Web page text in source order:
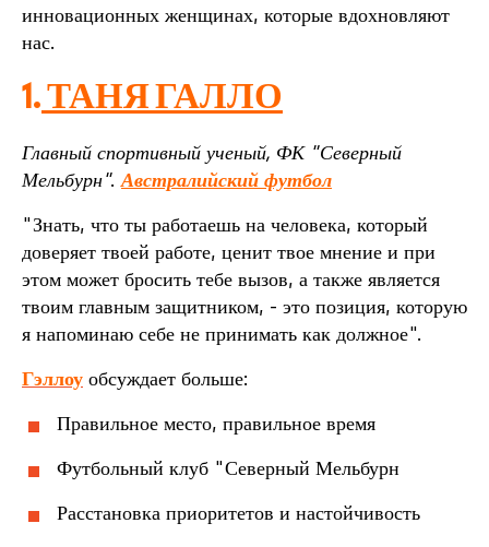
инновационных женщинах, которые вдохновляют
нас.
1.ТАНЯ ГАЛЛО
Главный спортивный ученый, ФК "Северный
Мельбурн".Австралийский футбол
"Знать, что ты работаешь на человека, который
доверяет твоей работе, ценит твое мнение и при
этом может бросить тебе вызов, а также является
твоим главным защитником, - это позиция, которую
я напоминаю себе не принимать как должное".
Гэллоу обсуждает больше:
Правильное место, правильное время
Футбольный клуб "Северный Мельбурн
Расстановка приоритетов и настойчивость